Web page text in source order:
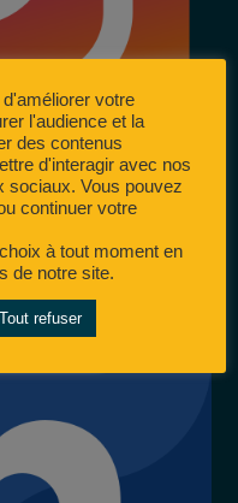
votre
l'audience et la
des contenus
d'interagir avec nos
sociaux. Vous pouvez
continuer votre
à tout moment en
de notre site.
Tout refuser